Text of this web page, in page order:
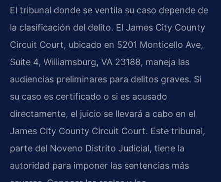
El tribunal donde se ventila su caso depende de
la clasificación del delito. El James City County
Circuit Court, ubicado en 5201 Monticello Ave,
Suite 4, Williamsburg, VA 23188, maneja las
audiencias preliminares para delitos graves. Si
su caso es certificado o si es acusado
directamente, el juicio se llevará a cabo en el
James City County Circuit Court. Este tribunal,
parte del Noveno Distrito Judicial, tiene la
autoridad para imponer las sentencias más